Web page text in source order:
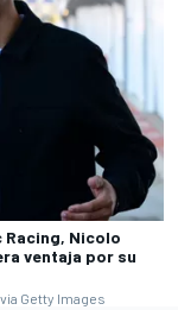
Nicolo
ventaja por su
Getty Images